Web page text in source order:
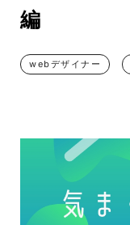
編
webデザイナー